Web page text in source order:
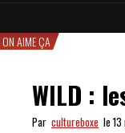
ON AIME ÇA
WILD :
Par cultureboxe le